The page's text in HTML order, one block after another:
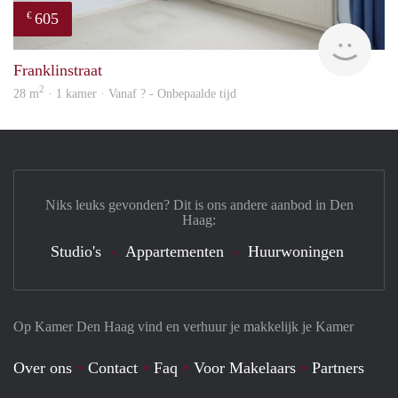
€ 605
Franklinstraat
28 m2 · 1 kamer · Vanaf ? - Onbepaalde tijd
Op Kamer Den Haag vind en verhuur je makkelijk je Kamer
Over ons Contact Faq Voor Makelaars
Partners
Niks leuks gevonden? Dit is ons andere aanbod in Den
Haag:
Studio's Appartementen Huurwoningen